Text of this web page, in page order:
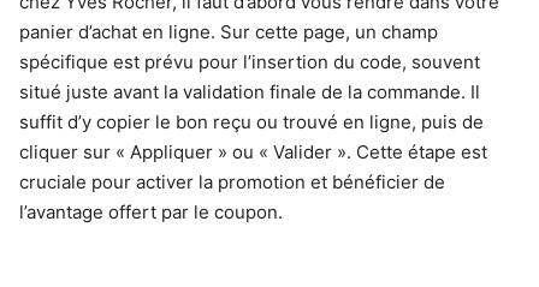
panier d’achat en ligne. Sur cette page, un champ
spécifique est prévu pour l’insertion du code, souvent
situé juste avant la validation finale de la commande. Il
suffit d’y copier le bon reçu ou trouvé en ligne, puis de
cliquer sur « Appliquer » ou « Valider ». Cette étape est
cruciale pour activer la promotion et bénéficier de
l’avantage offert par le coupon.